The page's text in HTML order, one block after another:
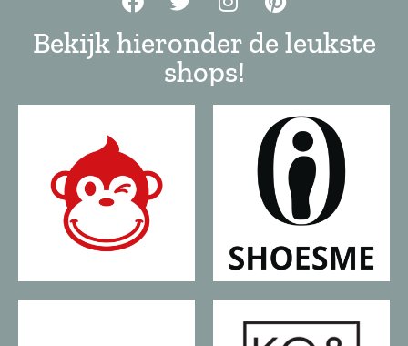
Bekijk hieronder de leukste
shops!